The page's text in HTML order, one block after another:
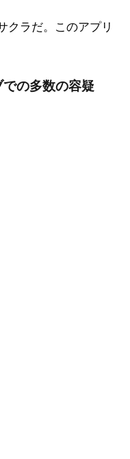
クラだ。このアプリ
の多数の容疑